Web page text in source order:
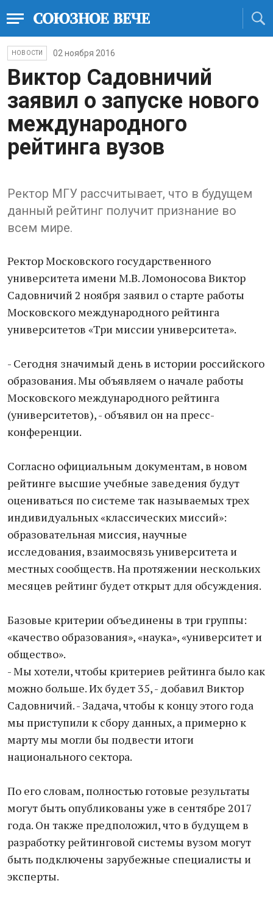
НОВОСТИ 02 ноября 2016
Виктор Садовничий
заявил о запуске нового
международного
рейтинга вузов
Ректор МГУ рассчитывает, что в будущем
данный рейтинг получит признание во
всем мире.
Ректор Московского государственного
университета имени М.В. Ломоносова Виктор
Садовничий 2 ноября заявил о старте работы
Московского международного рейтинга
университетов «Три миссии университета».
- Сегодня значимый день в истории российского
образования. Мы объявляем о начале работы
Московского международного рейтинга
(университетов), - объявил он на пресс-
конференции.
Согласно официальным документам, в новом
рейтинге высшие учебные заведения будут
оцениваться по системе так называемых трех
индивидуальных «классических миссий»:
образовательная миссия, научные
исследования, взаимосвязь университета и
местных сообществ. На протяжении нескольких
месяцев рейтинг будет открыт для обсуждения.
Базовые критерии объединены в три группы:
«качество образования», «наука», «университет и
общество».
- Мы хотели, чтобы критериев рейтинга было как
можно больше. Их будет 35, - добавил Виктор
Садовничий. - Задача, чтобы к концу этого года
мы приступили к сбору данных, а примерно к
марту мы могли бы подвести итоги
национального сектора.
По его словам, полностью готовые результаты
могут быть опубликованы уже в сентябре 2017
года. Он также предположил, что в будущем в
разработку рейтинговой системы вузом могут
быть подключены зарубежные специалисты и
эксперты.